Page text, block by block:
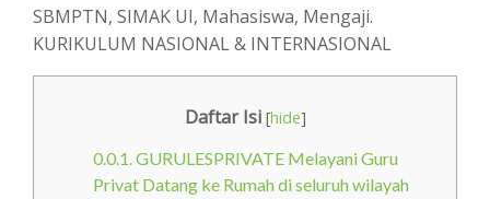
SBMPTN, SIMAK UI, Mahasiswa, Mengaji.
KURIKULUM NASIONAL & INTERNASIONAL
Daftar Isi [hide]
0.0.1.GURULESPRIVATE Melayani Guru
Privat Datang ke Rumah di seluruh wilayah